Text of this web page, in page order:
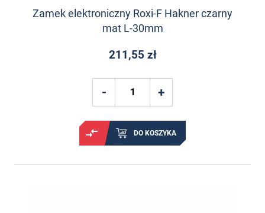
Zamek elektroniczny Roxi-F Hakner czarny
mat L-30mm
211,55 zł
DO KOSZYKA